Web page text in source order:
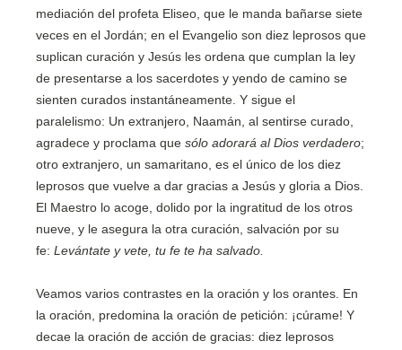
mediación del profeta Eliseo, que le manda bañarse siete
veces en el Jordán; en el Evangelio son diez leprosos que
suplican curación y Jesús les ordena que cumplan la ley
de presentarse a los sacerdotes y yendo de camino se
sienten curados instantáneamente. Y sigue el
paralelismo: Un extranjero, Naamán, al sentirse curado,
agradece y proclama que sólo adorará al Dios verdadero;
otro extranjero, un samaritano, es el único de los diez
leprosos que vuelve a dar gracias a Jesús y gloria a Dios.
El Maestro lo acoge, dolido por la ingratitud de los otros
nueve, y le asegura la otra curación, salvación por su
fe: Levántate y vete, tu fe te ha salvado.
Veamos varios contrastes en la oración y los orantes. En
la oración, predomina la oración de petición: ¡cúrame! Y
decae la oración de acción de gracias: diez leprosos